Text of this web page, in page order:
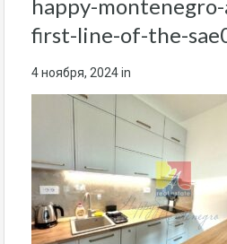
happy-
first-line-of-the-
4 ноября, 2024in